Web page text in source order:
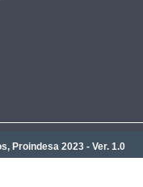
Proindesa 2023 - Ver. 1.0